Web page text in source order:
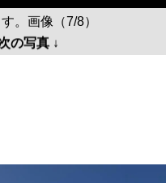
。画像（7/8）
の写真 ↓